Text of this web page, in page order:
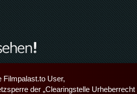
Filmpalast.to User,
der „Clearingstelle Urheberrecht